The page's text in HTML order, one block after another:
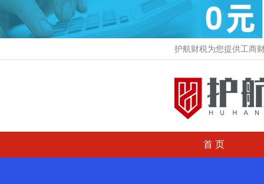
护航财税为您提供工商
首 页